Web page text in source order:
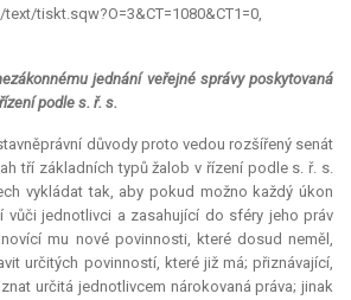
tiskt.sqw?O=3&CT=1080&CT1=0,
jednání veřejné správy poskytovaná
podle s. ř. s.
důvody proto vedou rozšířený senát
tří základních typů žalob v řízení podle s. ř. s.
vykládat tak, aby pokud možno každý úkon
vůči jednotlivci a zasahující do sféry jeho práv
mu nové povinnosti, které dosud neměl,
určitých povinností, které již má; přiznávající,
určitá jednotlivcem nárokovaná práva; jinak